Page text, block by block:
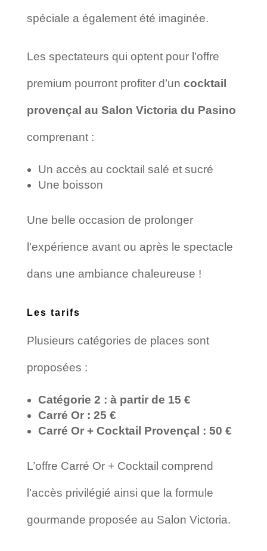
spéciale a également été imaginée.
Les spectateurs qui optent pour l’offre
premium pourront profiter d’un cocktail
provençal au Salon Victoria du Pasino
comprenant :
Un accès au cocktail salé et sucré
Une boisson
Une belle occasion de prolonger
l’expérience avant ou après le spectacle
dans une ambiance chaleureuse !
Les tarifs
Plusieurs catégories de places sont
proposées :
Catégorie 2 : à partir de 15 €
Carré Or : 25 €
Carré Or + Cocktail Provençal : 50 €
L’offre Carré Or + Cocktail comprend
l’accès privilégié ainsi que la formule
gourmande proposée au Salon Victoria.